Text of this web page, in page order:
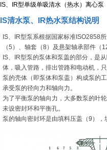
IS、IR型单级单吸清水（热水）离心泵
IS清水泵、IR热水泵结构说明
IS、IR型泵系根据国家标准ISO2858
（5）、轴套（8）及悬架轴承部件（
IS、IR型泵的泵体和泵盖的部分，是
体，吸入管路，排出管路和电动机，
泵的壳体（即泵体和泵盖）构成泵的
承受泵的径向力和轴向力。
为了平衡泵的轴向力，大多数泵的叶
未设密封环和平衡孔。
泵的轴向密封环是由填料压盖（9）